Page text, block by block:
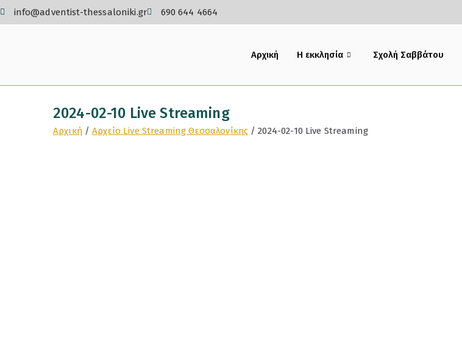
info@adventist-thessaloniki.gr 690 644 4664
Αρχική Η εκκλησία Σχολή Σαββάτου
2024-02-10 Live Streaming
Αρχική Αρχείο Live Streaming Θεσσαλονίκης 2024-02-10 Live Streaming